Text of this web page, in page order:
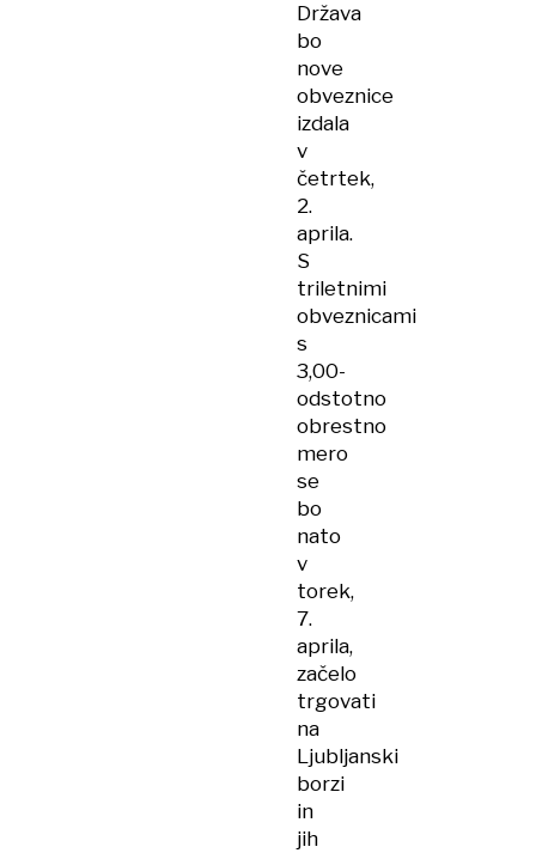
Država
bo
nove
obveznice
izdala
v
četrtek,
2.
aprila.
S
triletnimi
obveznicami
s
3,00-
odstotno
obrestno
mero
se
bo
nato
v
torek,
7.
aprila,
začelo
trgovati
na
Ljubljanski
borzi
in
jih